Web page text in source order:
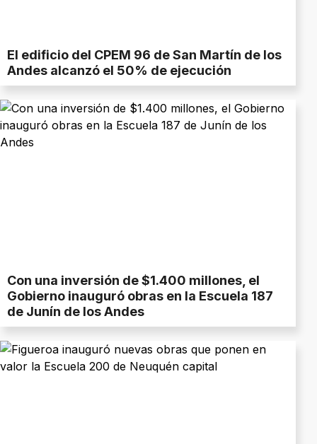
El edificio del CPEM 96 de San Martín de los
Andes alcanzó el 50% de ejecución
Con una inversión de $1.400 millones, el
Gobierno inauguró obras en la Escuela 187
de Junín de los Andes